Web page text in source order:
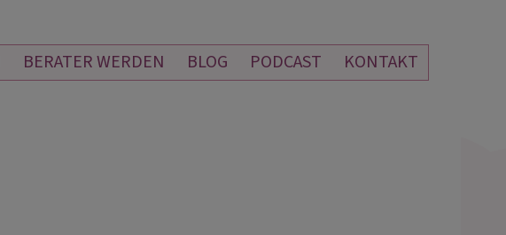
BERATER WERDEN BLOG PODCAST KONTAKT